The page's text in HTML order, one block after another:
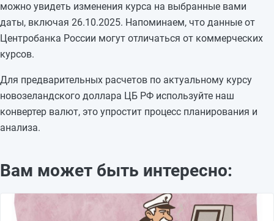
14.10.2025
46,3825
-0,3383
13.10.2025
46,7208
—
12.10.2025
можно увидеть изменения курса на выбранные вами
даты, включая 26.10.2025. Напоминаем, что данные от
Центробанка России могут отличаться от коммерческих
курсов.
Для предварительных расчетов по актуальному курсу
новозеландского доллара ЦБ РФ используйте наш
конвертер валют, это упростит процесс планирования и
анализа.
Вам может быть интересно: